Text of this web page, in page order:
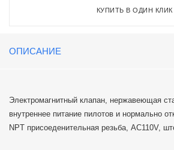
КУПИТЬ В ОДИН КЛИК
ОПИСАНИЕ
Электромагнитный клапан, нержавеющая
внутреннее питание пилотов и нормально
NPT присоеденительная резьба, AC110V,